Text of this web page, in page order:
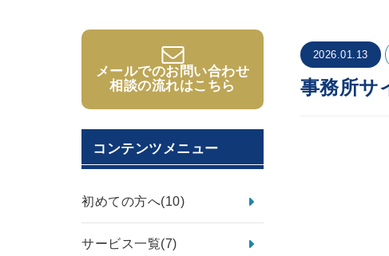
メールでのお問い合わせ
相談の流れはこちら
コンテンツメニュー
初めての方へ(10)
サービス一覧(7)
2026.01.13
事務所サ